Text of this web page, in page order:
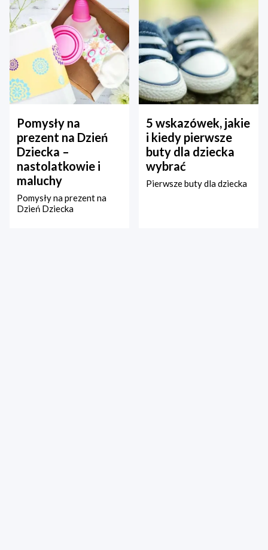
Pomysły na
prezent na Dzień
Dziecka –
nastolatkowie i
maluchy
Pomysły na prezent na
Dzień Dziecka
5 wskazówek, jakie
i kiedy pierwsze
buty dla dziecka
wybrać
Pierwsze buty dla dziecka